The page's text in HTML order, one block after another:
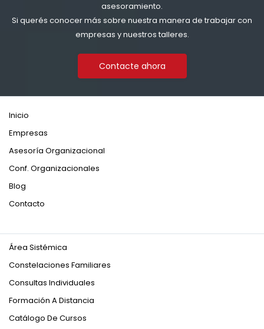
asesoramiento.
Si querés conocer más sobre nuestra manera de trabajar con
empresas y nuestros talleres.
Contacte ahora
Inicio
Empresas
Asesoría Organizacional
Conf. Organizacionales
Blog
Contacto
Área Sistémica
Constelaciones Familiares
Consultas Individuales
Formación A Distancia
Catálogo De Cursos